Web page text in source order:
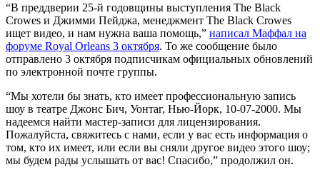
“В преддверии 25-й годовщины выступления The Black
Crowes и Джимми Пейджа, менеджмент The Black Crowes
ищет видео, и нам нужна ваша помощь,” написал Маффал на
форуме Royal Orleans 3 октября. То же сообщение было
отправлено 3 октября подписчикам официальных обновлений
по электронной почте группы.
“Мы хотели бы знать, кто имеет профессиональную запись
шоу в театре Джонс Бич, Уонтаг, Нью-Йорк, 10-07-2000. Мы
надеемся найти мастер-записи для лицензирования.
Пожалуйста, свяжитесь с нами, если у вас есть информация о
том, кто их имеет, или если вы сняли другое видео этого шоу;
мы будем рады услышать от вас! Спасибо,” продолжил он.